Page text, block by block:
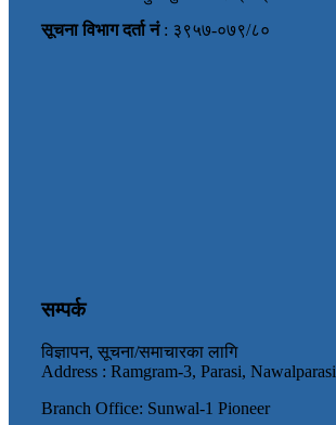
सूचना विभाग दर्ता नं: ३९५७-०७९/८०
सम्पर्क
विज्ञापन, सूचना/समाचारका लागि
Address : Ramgram-3, Parasi, Nawalparasi
Branch Office: Sunwal-1 Pioneer